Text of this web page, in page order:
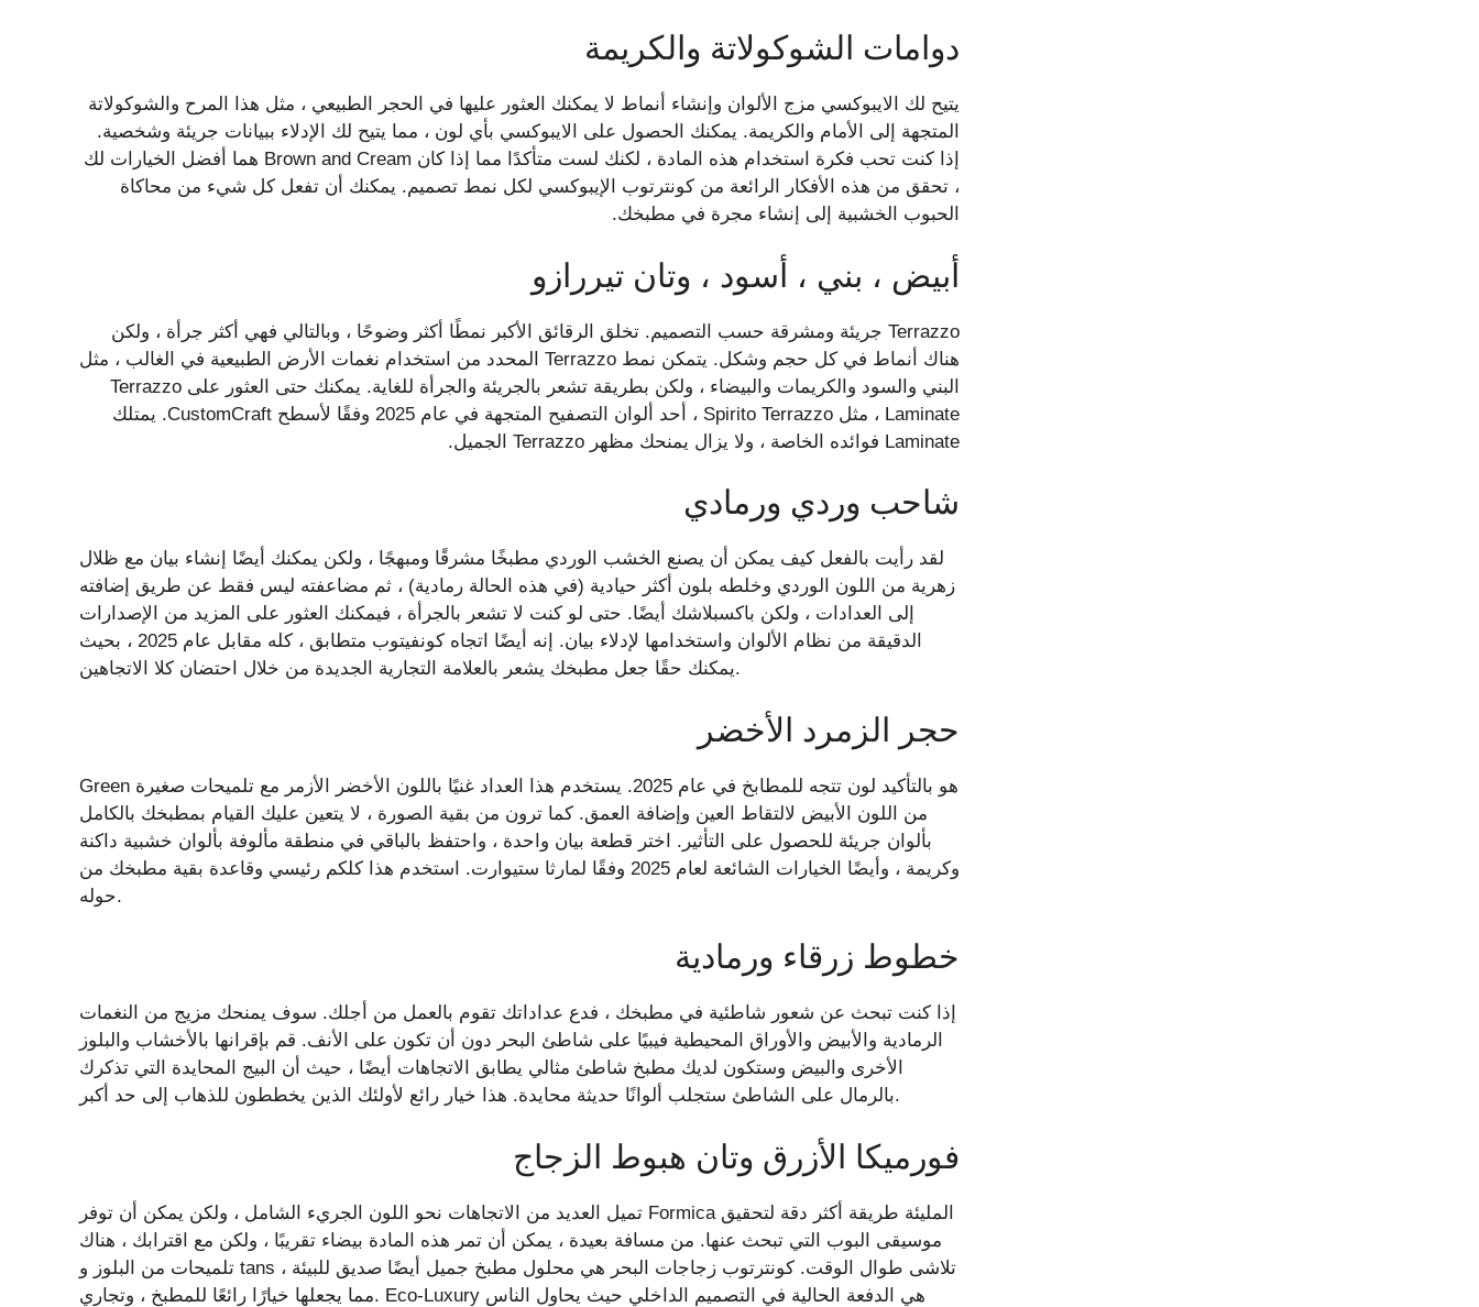
دوامات الشوكولاتة والكريمة
يتيح لك الايبوكسي مزج الألوان وإنشاء أنماط لا يمكنك العثور عليها في الحجر الطبيعي ، مثل هذا المرح والشوكولاتة
المتجهة إلى الأمام والكريمة. يمكنك الحصول على الايبوكسي بأي لون ، مما يتيح لك الإدلاء ببيانات جريئة وشخصية.
إذا كنت تحب فكرة استخدام هذه المادة ، لكنك لست متأكدًا مما إذا كان Brown and Cream هما أفضل الخيارات لك
، تحقق من هذه الأفكار الرائعة من كونترتوب الإيبوكسي لكل نمط تصميم. يمكنك أن تفعل كل شيء من محاكاة
الحبوب الخشبية إلى إنشاء مجرة ​​في مطبخك.
أبيض ، بني ، أسود ، وتان تيررازو
Terrazzo جريئة ومشرقة حسب التصميم. تخلق الرقائق الأكبر نمطًا أكثر وضوحًا ، وبالتالي فهي أكثر جرأة ، ولكن
هناك أنماط في كل حجم وشكل. يتمكن نمط Terrazzo المحدد من استخدام نغمات الأرض الطبيعية في الغالب ، مثل
البني والسود والكريمات والبيضاء ، ولكن بطريقة تشعر بالجريئة والجرأة للغاية. يمكنك حتى العثور على Terrazzo
Laminate ، مثل Spirito Terrazzo ، أحد ألوان التصفيح المتجهة في عام 2025 وفقًا لأسطح CustomCraft. يمتلك
Laminate فوائده الخاصة ، ولا يزال يمنحك مظهر Terrazzo الجميل.
شاحب وردي ورمادي
لقد رأيت بالفعل كيف يمكن أن يصنع الخشب الوردي مطبخًا مشرقًا ومبهجًا ، ولكن يمكنك أيضًا إنشاء بيان مع ظلال
زهرية من اللون الوردي وخلطه بلون أكثر حيادية (في هذه الحالة رمادية) ، ثم مضاعفته ليس فقط عن طريق إضافته
إلى العدادات ، ولكن باكسبلاشك أيضًا. حتى لو كنت لا تشعر بالجرأة ، فيمكنك العثور على المزيد من الإصدارات
الدقيقة من نظام الألوان واستخدامها لإدلاء بيان. إنه أيضًا اتجاه كونفيتوب متطابق ، كله مقابل عام 2025 ، بحيث
يمكنك حقًا جعل مطبخك يشعر بالعلامة التجارية الجديدة من خلال احتضان كلا الاتجاهين.
حجر الزمرد الأخضر
Green هو بالتأكيد لون تتجه للمطابخ في عام 2025. يستخدم هذا العداد غنيًا باللون الأخضر الأزمر مع تلميحات صغيرة
من اللون الأبيض لالتقاط العين وإضافة العمق. كما ترون من بقية الصورة ، لا يتعين عليك القيام بمطبخك بالكامل
بألوان جريئة للحصول على التأثير. اختر قطعة بيان واحدة ، واحتفظ بالباقي في منطقة مألوفة بألوان خشبية داكنة
وكريمة ، وأيضًا الخيارات الشائعة لعام 2025 وفقًا لمارثا ستيوارت. استخدم هذا كلكم رئيسي وقاعدة بقية مطبخك من
حوله.
خطوط زرقاء ورمادية
إذا كنت تبحث عن شعور شاطئية في مطبخك ، فدع عداداتك تقوم بالعمل من أجلك. سوف يمنحك مزيج من النغمات
الرمادية والأبيض والأوراق المحيطية فيبيًا على شاطئ البحر دون أن تكون على الأنف. قم بإقرانها بالأخشاب والبلوز
الأخرى والبيض وستكون لديك مطبخ شاطئ مثالي يطابق الاتجاهات أيضًا ، حيث أن البيج المحايدة التي تذكرك
بالرمال على الشاطئ ستجلب ألوانًا حديثة محايدة. هذا خيار رائع لأولئك الذين يخططون للذهاب إلى حد أكبر.
فورميكا الأزرق وتان هبوط الزجاج
تميل العديد من الاتجاهات نحو اللون الجريء الشامل ، ولكن يمكن أن توفر Formica المليئة طريقة أكثر دقة لتحقيق
موسيقى البوب ​​التي تبحث عنها. من مسافة بعيدة ، يمكن أن تمر هذه المادة بيضاء تقريبًا ، ولكن مع اقترابك ، هناك
تلميحات من البلوز و tans تلاشى طوال الوقت. كونترتوب زجاجات البحر هي محلول مطبخ جميل أيضًا صديق للبيئة ،
مما يجعلها خيارًا رائعًا للمطبخ ، وتجاري. Eco-Luxury هي الدفعة الحالية في التصميم الداخلي حيث يحاول الناس